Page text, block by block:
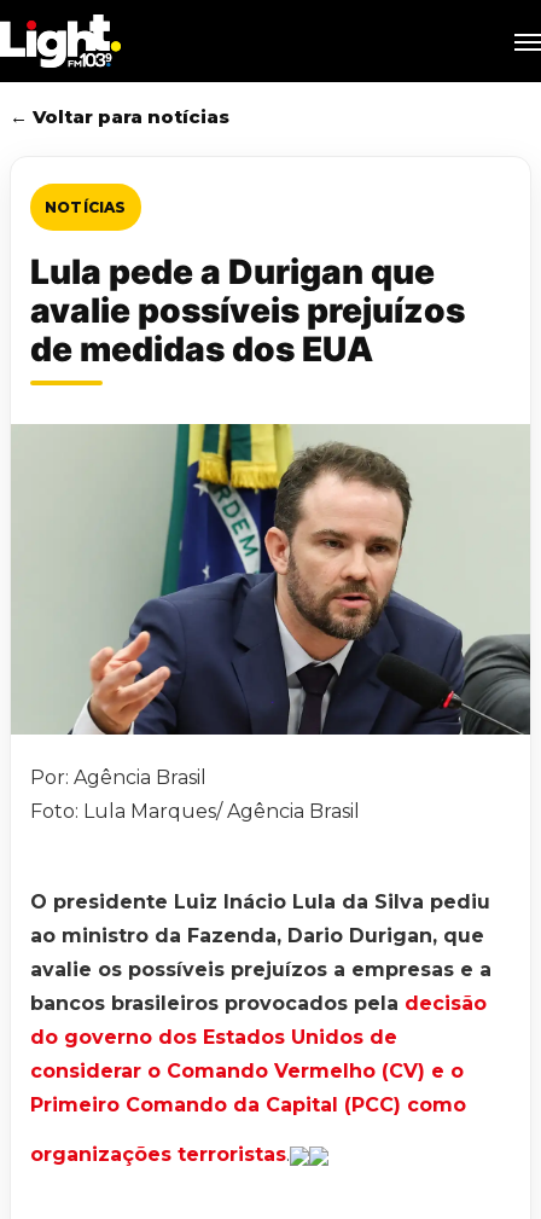
to
main
content
← Voltar para notícias
NOTÍCIAS
Lula pede a Durigan que
avalie possíveis prejuízos
de medidas dos EUA
Por: Agência Brasil
Foto: Lula Marques/ Agência Brasil
O presidente Luiz Inácio Lula da Silva pediu
ao ministro da Fazenda, Dario Durigan, que
avalie os possíveis prejuízos a empresas e a
bancos brasileiros provocados pela decisão
do governo dos Estados Unidos de
considerar o Comando Vermelho (CV) e o
Primeiro Comando da Capital (PCC) como
organizações terroristas.